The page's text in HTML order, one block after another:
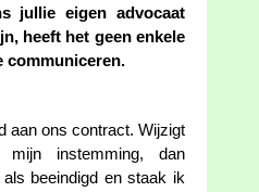
jullie eigen advocaat
heeft het geen enkele
communiceren.
aan ons contract. Wijzigt
instemming, dan
beeindigd en staak ik